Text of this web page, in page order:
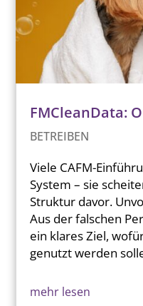
FMCleanData:
BETREIBEN
Viele CAFM-
System – sie
Struktur davor.
Aus der falschen
ein klares Ziel,
genutzt werden
mehr lesen